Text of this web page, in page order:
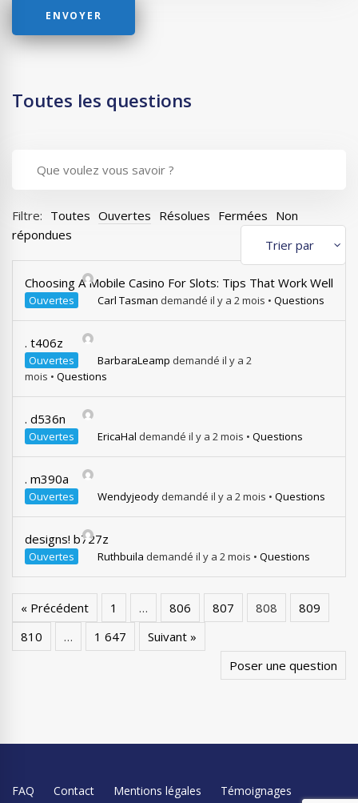
Toutes les questions
Filtre: Toutes Ouvertes Résolues Fermées Non
répondues
Choosing A Mobile Casino For Slots: Tips That Work Well
Ouvertes Carl Tasman demandé il y a 2 mois • Questions
. t406z
Ouvertes BarbaraLeamp demandé il y a 2
mois • Questions
. d536n
Ouvertes EricaHal demandé il y a 2 mois • Questions
. m390a
Ouvertes Wendyjeody demandé il y a 2 mois • Questions
designs! b727z
Ouvertes Ruthbuila demandé il y a 2 mois • Questions
« Précédent 1 … 806 807 808
809
810
… 1 647
Suivant »
Poser une question
FAQ Contact Mentions légales Témoignages